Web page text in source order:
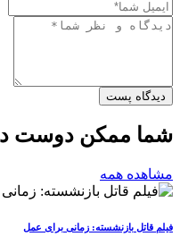
دیدگاه پست
شما ممکن دوست
مشاهده همه
فیلم قاتل بازنشسته: زمانی برای عمل